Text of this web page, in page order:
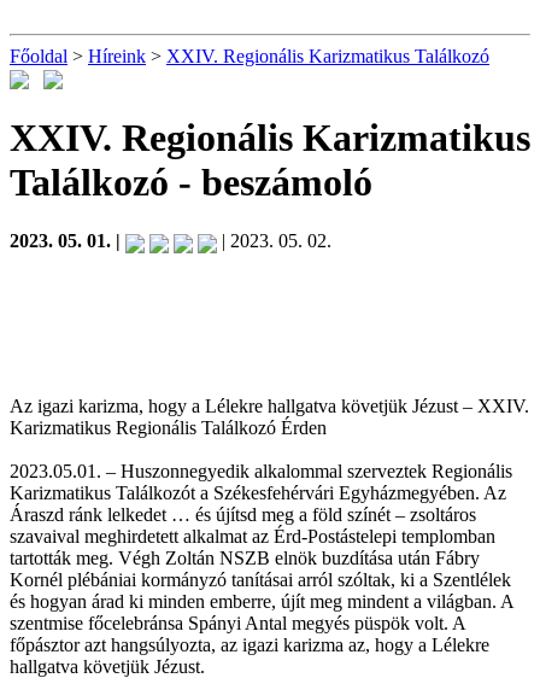
Főoldal > Híreink > XXIV. Regionális Karizmatikus Találkozó
XXIV. Regionális Karizmatikus
Találkozó - beszámoló
2023. 05. 01. | | 2023. 05. 02.
Az igazi karizma, hogy a Lélekre hallgatva követjük Jézust – XXIV.
Karizmatikus Regionális Találkozó Érden
2023.05.01. – Huszonnegyedik alkalommal szerveztek Regionális
Karizmatikus Találkozót a Székesfehérvári Egyházmegyében. Az
Áraszd ránk lelkedet … és újítsd meg a föld színét – zsoltáros
szavaival meghirdetett alkalmat az Érd-Postástelepi templomban
tartották meg. Végh Zoltán NSZB elnök buzdítása után Fábry
Kornél plébániai kormányzó tanításai arról szóltak, ki a Szentlélek
és hogyan árad ki minden emberre, újít meg mindent a világban. A
szentmise főcelebránsa Spányi Antal megyés püspök volt. A
főpásztor azt hangsúlyozta, az igazi karizma az, hogy a Lélekre
hallgatva követjük Jézust.